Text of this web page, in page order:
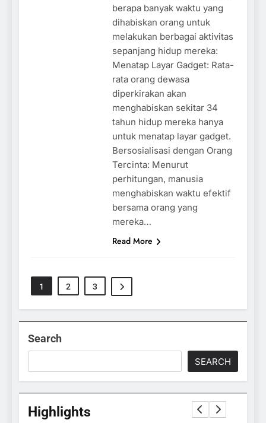
berapa banyak waktu yang
dihabiskan orang untuk
melakukan berbagai aktivitas
sepanjang hidup mereka:
Menatap Layar Gadget: Rata-
rata orang dewasa
diperkirakan akan
menghabiskan sekitar 34
tahun hidup mereka hanya
untuk menatap layar gadget.
Bersosialisasi dengan Orang
Tercinta: Menurut
perhitungan, manusia
menghabiskan waktu efektif
bersama orang yang
mereka…
Read More
1 2 3
Search
SEARCH
Highlights